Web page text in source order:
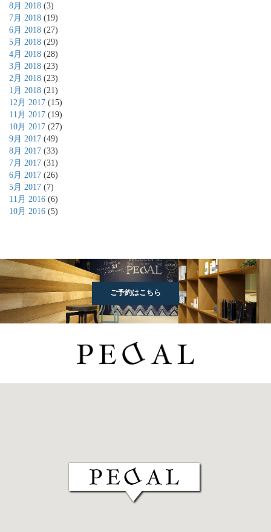
8月 2018 (3)
7月 2018 (19)
6月 2018 (27)
5月 2018 (29)
4月 2018 (28)
3月 2018 (23)
2月 2018 (23)
1月 2018 (21)
12月 2017 (15)
11月 2017 (19)
10月 2017 (27)
9月 2017 (49)
8月 2017 (33)
7月 2017 (31)
6月 2017 (26)
5月 2017 (7)
11月 2016 (6)
10月 2016 (5)
ご予約はこちら